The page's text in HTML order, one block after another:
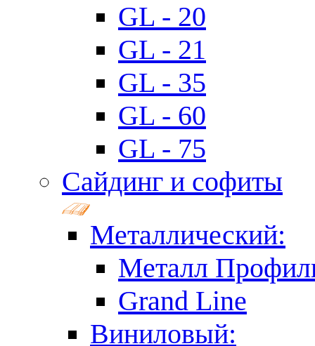
GL - 20
GL - 21
GL - 35
GL - 60
GL - 75
Сайдинг и софиты
Металлический:
Металл
Grand Line
Виниловый: